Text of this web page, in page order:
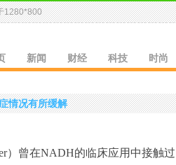
1280*800
新闻 财经 科技 时尚
情况有所缓解
）曾在NADH的临床应用中接触过